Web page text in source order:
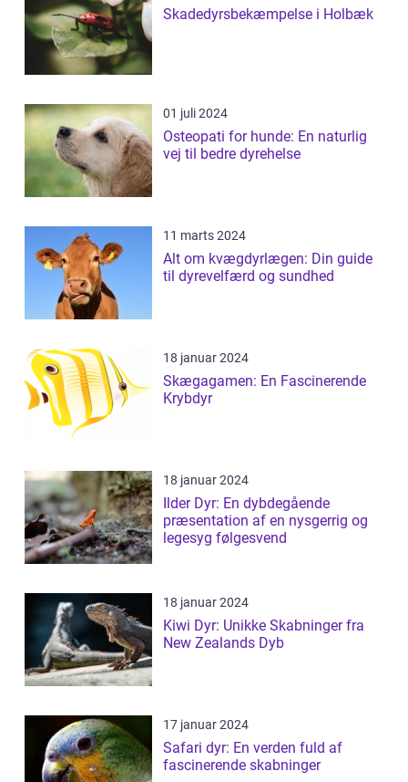
Skadedyrsbekæmpelse i Holbæk
01 juli 2024
Osteopati for hunde: En naturlig
vej til bedre dyrehelse
11 marts 2024
Alt om kvægdyrlægen: Din guide
til dyrevelfærd og sundhed
18 januar 2024
Skægagamen: En Fascinerende
Krybdyr
18 januar 2024
Ilder Dyr: En dybdegående
præsentation af en nysgerrig og
legesyg følgesvend
18 januar 2024
Kiwi Dyr: Unikke Skabninger fra
New Zealands Dyb
17 januar 2024
Safari dyr: En verden fuld af
fascinerende skabninger